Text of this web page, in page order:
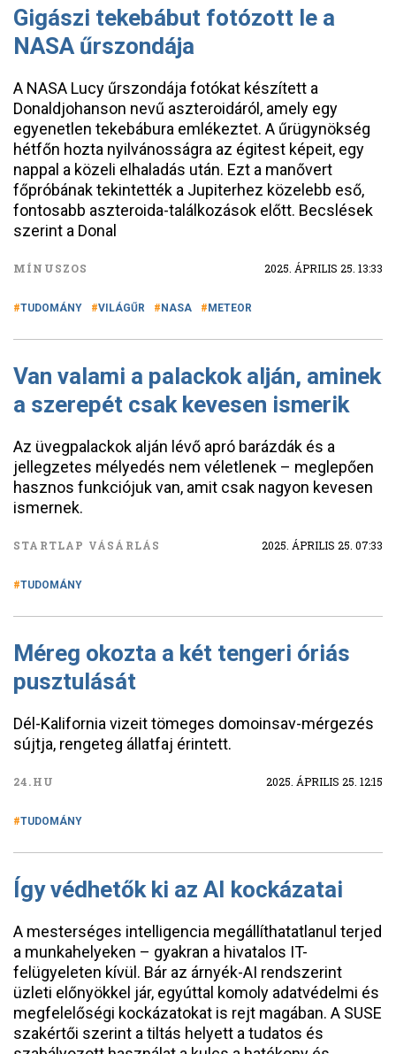
Gigászi tekebábut fotózott le a
NASA űrszondája
A NASA Lucy űrszondája fotókat készített a
Donaldjohanson nevű aszteroidáról, amely egy
egyenetlen tekebábura emlékeztet. A űrügynökség
hétfőn hozta nyilvánosságra az égitest képeit, egy
nappal a közeli elhaladás után. Ezt a manővert
főpróbának tekintették a Jupiterhez közelebb eső,
fontosabb aszteroida-találkozások előtt. Becslések
szerint a Donal
MÍNUSZOS 2025. ÁPRILIS 25. 13:33
TUDOMÁNY VILÁGŰR NASA METEOR
Van valami a palackok alján, aminek
a szerepét csak kevesen ismerik
Az üvegpalackok alján lévő apró barázdák és a
jellegzetes mélyedés nem véletlenek – meglepően
hasznos funkciójuk van, amit csak nagyon kevesen
ismernek.
STARTLAP VÁSÁRLÁS 2025. ÁPRILIS 25. 07:33
TUDOMÁNY
Méreg okozta a két tengeri óriás
pusztulását
Dél-Kalifornia vizeit tömeges domoinsav-mérgezés
sújtja, rengeteg állatfaj érintett.
24.HU 2025. ÁPRILIS 25. 12:15
TUDOMÁNY
Így védhetők ki az AI kockázatai
A mesterséges intelligencia megállíthatatlanul terjed
a munkahelyeken – gyakran a hivatalos IT-
felügyeleten kívül. Bár az árnyék-AI rendszerint
üzleti előnyökkel jár, egyúttal komoly adatvédelmi és
megfelelőségi kockázatokat is rejt magában. A SUSE
szakértői szerint a tiltás helyett a tudatos és